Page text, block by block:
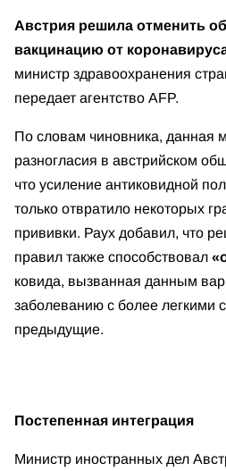
Австрия решила отменить
вакцинацию от
министр здравоохранения
передает агентство AFP.
По словам чиновника, данная
разногласия в австрийском
что усиление антиковидной
только отвратило некоторых
прививки. Раух добавил, что
правил также способствовал
ковида, вызванная данным
заболеванию с более легкими
предыдущие.
Постепенная интеграция
Министр иностранных дел